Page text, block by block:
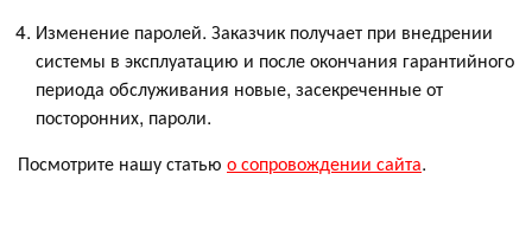
Изменение паролей. Заказчик получает при внедрении
системы в эксплуатацию и после окончания гарантийного
периода обслуживания новые, засекреченные от
посторонних, пароли.
Посмотрите нашу статью о сопровождении сайта.